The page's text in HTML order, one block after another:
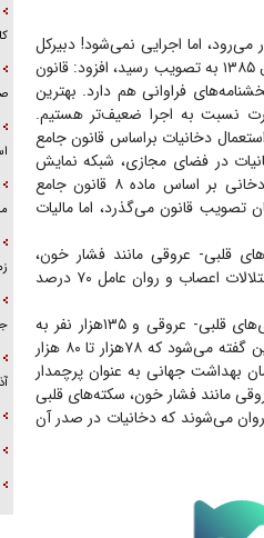
اما اجرایی نمی‌شود! دبیرکل
جمعیت مبارزه با دخانیات ایران با بیان اینکه قانون جامع مبارزه با دخانیات در سال ۱۳۸۵ به تصویب رسید، افزود: قانون
فراوانی هم دارد. بهترین
نسبت به اجرا ضعیف‌تر هستیم.
دخانیات براساس قانون جامع
قانون، تمام تبلیغات دخانیات در فضای مجازی، شبکه نمایش
خانگی و هر رسانه دیگر ممنوع است. مسجدی با بیان اینکه بر فرآورده‌های دخانی بر اساس ماده ۸ قانون جامع
هر سال افزایش یابد، اظهار کرد: حدود ۲۰ سال از زمان تصویب قانون می‌گذرد، اما مالیات
قلبی‌- عروقی مانند فشار خون،
سکته‌های قلبی و سکته مغزی، سرطان‌ها، بیماری‌های مزمن تنفسی، دیابت و اختلالات اعصاب و روان عامل ۷۰ درصد
آنطور که مسجدی توضیح می‌دهد ۱۶۰هزار نفر طی سال گذشته به دلیل بیماری‌های قلبی- عروقی و ۱۳۵هزار نفر به
دلیل سکته‌های قلبی و مغزی در سال گذشته جان خود را از دست دادند. همچنین گفته می‌شود که ۷۸هزار تا ۸۰ هزار
بهداشت جهانی به عنوان پرچمدار
مانند فشار خون، سکته‌های قلبی
می‌شوند که دخانیات در صدر آن